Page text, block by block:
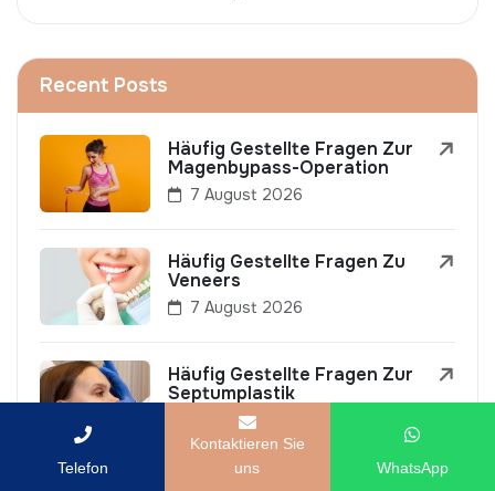
Recent Posts
Häufig Gestellte Fragen Zur
Magenbypass-Operation
7 August 2026
Häufig Gestellte Fragen Zu
Veneers
7 August 2026
Häufig Gestellte Fragen Zur
Septumplastik
7 August 2026
Telefon
Kontaktieren Sie
uns
WhatsApp